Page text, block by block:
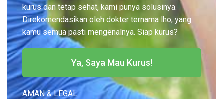
kurus dan tetap sehat, kami punya solusinya.
Direkomendasikan oleh dokter ternama lho, yang
kamu semua pasti mengenalnya. Siap kurus?
Ya, Saya Mau Kurus!
AMAN & LEGAL